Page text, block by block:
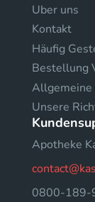
Uber uns
Kontakt
Häufig
Bestellung
Allgemeine
Unsere
Apotheke
0800-189-